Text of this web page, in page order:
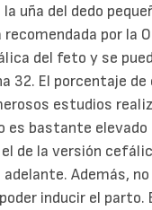
uña del dedo
por la
del feto y se
32. El porcentaje de
estudios
es bastante
de la versión
Además,
inducir el parto.